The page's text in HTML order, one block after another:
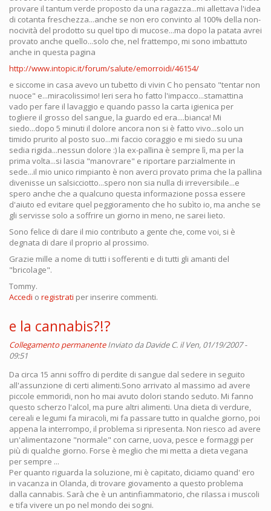
provare il tantum verde proposto da una ragazza...mi allettava l'idea
di cotanta freschezza...anche se non ero convinto al 100% della non-
nocività del prodotto su quel tipo di mucose...ma dopo la patata avrei
provato anche quello...solo che, nel frattempo, mi sono imbattuto
anche in questa pagina
http://www.intopic.it/forum/salute/emorroidi/46154/
e siccome in casa avevo un tubetto di vivin C ho pensato "tentar non
nuoce" e...miracolissimo! Ieri sera ho fatto l'impacco...stamattina
vado per fare il lavaggio e quando passo la carta igienica per
togliere il grosso del sangue, la guardo ed era....bianca! Mi
siedo...dopo 5 minuti il dolore ancora non si è fatto vivo...solo un
timido prurito al posto suo...mi faccio coraggio e mi siedo su una
sedia rigida...nessun dolore :) la ex-pallina è sempre lì, ma per la
prima volta...si lascia "manovrare" e riportare parzialmente in
sede...il mio unico rimpianto è non averci provato prima che la pallina
divenisse un salsicciotto...spero non sia nulla di irreversibile...e
spero anche che a qualcuno questa informazione possa essere
d'aiuto ed evitare quel peggioramento che ho subìto io, ma anche se
gli servisse solo a soffrire un giorno in meno, ne sarei lieto.
Sono felice di dare il mio contributo a gente che, come voi, si è
degnata di dare il proprio al prossimo.
Grazie mille a nome di tutti i sofferenti e di tutti gli amanti del
"bricolage".
Tommy.
Accedi o registrati per inserire commenti.
e la cannabis?!?
Collegamento permanente Inviato daDavide C. il Ven, 01/19/2007 -
09:51
Da circa 15 anni soffro di perdite di sangue dal sedere in seguito
all'assunzione di certi alimenti.Sono arrivato al massimo ad avere
piccole emmoridi, non ho mai avuto dolori stando seduto. Mi fanno
questo scherzo l'alcol, ma pure altri alimenti. Una dieta di verdure,
cereali e legumi fa miracoli, mi fa passare tutto in qualche giorno, poi
appena la interrompo, il problema si ripresenta. Non riesco ad avere
un'alimentazone "normale" con carne, uova, pesce e formaggi per
più di qualche giorno. Forse è meglio che mi metta a dieta vegana
per sempre ...
Per quanto riguarda la soluzione, mi è capitato, diciamo quand' ero
in vacanza in Olanda, di trovare giovamento a questo problema
dalla cannabis. Sarà che è un antinfiammatorio, che rilassa i muscoli
e tifa vivere un po nel mondo dei sogni.